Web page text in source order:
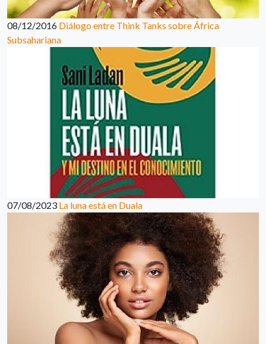
08/12/2016 Diálogo entre Think Tanks sobre África
Subsahariana
07/08/2023 La luna está en Duala